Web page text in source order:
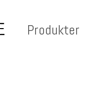
Produkter